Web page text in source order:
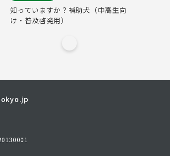
知っていますか？補助犬（中高生向
け・普及啓発用）